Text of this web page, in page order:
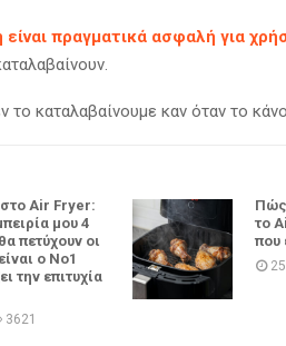
είναι πραγματικά ασφαλή για
το καταλαβαίνουμε καν όταν το
στο Air Fryer:
μου 4
πετύχουν οι
ο Νο1
την επιτυχία
3621
Πώς
το
που